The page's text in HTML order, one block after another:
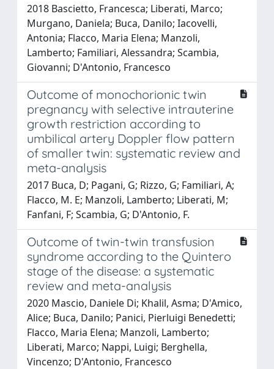
2018 Bascietto, Francesca; Liberati, Marco;
Murgano, Daniela; Buca, Danilo; Iacovelli,
Antonia; Flacco, Maria Elena; Manzoli,
Lamberto; Familiari, Alessandra; Scambia,
Giovanni; D'Antonio, Francesco
Outcome of monochorionic twin
pregnancy with selective intrauterine
growth restriction according to
umbilical artery Doppler flow pattern
of smaller twin: systematic review and
meta-analysis
2017 Buca, D; Pagani, G; Rizzo, G; Familiari, A;
Flacco, M. E; Manzoli, Lamberto; Liberati, M;
Fanfani, F; Scambia, G; D'Antonio, F.
Outcome of twin-twin transfusion
syndrome according to the Quintero
stage of the disease: a systematic
review and meta-analysis
2020 Mascio, Daniele Di; Khalil, Asma; D'Amico,
Alice; Buca, Danilo; Panici, Pierluigi Benedetti;
Flacco, Maria Elena; Manzoli, Lamberto;
Liberati, Marco; Nappi, Luigi; Berghella,
Vincenzo; D'Antonio, Francesco